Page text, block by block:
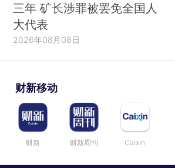
三年 矿长涉罪被罢免全国人
大代表
2026年08月08日
财新移动
财新 财新周刊 Caixin